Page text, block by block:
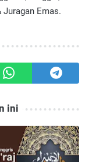
Juragan Emas.
ini